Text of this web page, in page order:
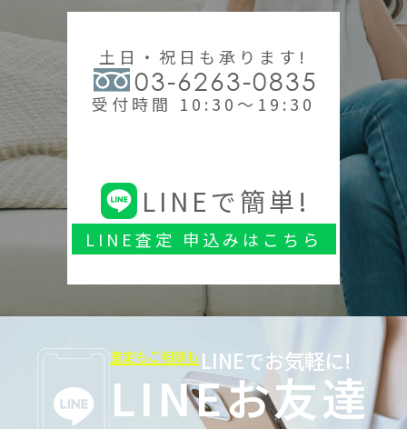
土日・祝日も承ります!
03-6263-0835
受付時間 10:30～19:30
LINEで簡単!
LINE査定 申込みはこちら
査定もご相談も LINEでお気軽に!
LINEお友達